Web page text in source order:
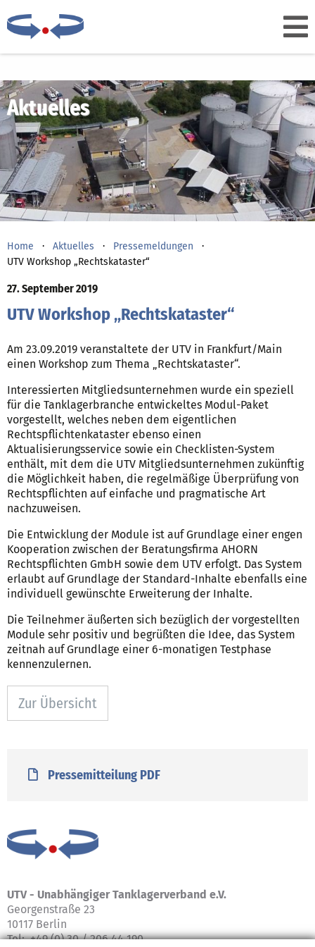
Aktuelles
Home Aktuelles
Pressemeldungen
UTV Workshop „Rechtskataster“
27. September 2019
UTV Workshop „Rechtskataster“
Am 23.09.2019 veranstaltete der UTV in Frankfurt/Main
einen Workshop zum Thema „Rechtskataster“.
Interessierten Mitgliedsunternehmen wurde ein speziell
für die Tanklagerbranche entwickeltes Modul-Paket
vorgestellt, welches neben dem eigentlichen
Rechtspflichtenkataster ebenso einen
Aktualisierungsservice sowie ein Checklisten-System
enthält, mit dem die UTV Mitgliedsunternehmen zukünftig
die Möglichkeit haben, die regelmäßige Überprüfung von
Rechtspflichten auf einfache und pragmatische Art
nachzuweisen.
Die Entwicklung der Module ist auf Grundlage einer engen
Kooperation zwischen der Beratungsfirma AHORN
Rechtspflichten GmbH sowie dem UTV erfolgt. Das System
erlaubt auf Grundlage der Standard-Inhalte ebenfalls eine
individuell gewünschte Erweiterung der Inhalte.
Die Teilnehmer äußerten sich bezüglich der vorgestellten
Module sehr positiv und begrüßten die Idee, das System
zeitnah auf Grundlage einer 6-monatigen Testphase
kennenzulernen.
Zur Übersicht
Pressemitteilung PDF
UTV - Unabhängiger Tanklagerverband e.V.
Georgenstraße 23
10117 Berlin
Tel: +49 (0) 30 / 206 44 190